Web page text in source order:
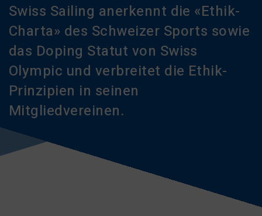
Swiss Sailing anerkennt die «Ethik-
Charta» des Schweizer Sports sowie
das Doping Statut von Swiss
Olympic und verbreitet die Ethik-
Prinzipien in seinen
Mitgliedvereinen.